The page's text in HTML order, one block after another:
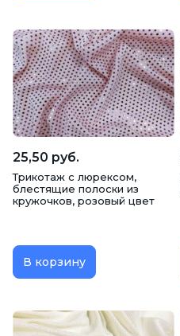
25,50 руб.
Трикотаж c люрексом,
блестящие полоски из
кружочков, розовый цвет
В корзину